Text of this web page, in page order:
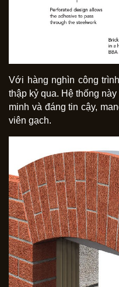
Với hàng nghìn công
thập kỷ qua. Hệ thống
minh và đáng tin cậy,
viên gạch.